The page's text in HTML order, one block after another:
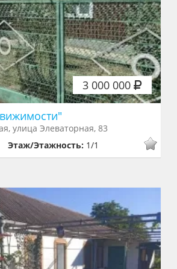
3 000 000
улица Элеваторная, 83
Этаж/Этажность: 1/1